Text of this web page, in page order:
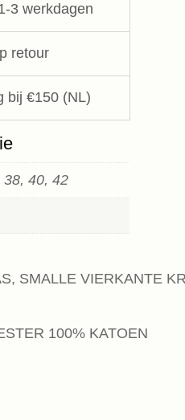
3 werkdagen
retour
bij €150 (NL)
38, 40, 42
SMALLE VIERKANTE
100% KATOEN